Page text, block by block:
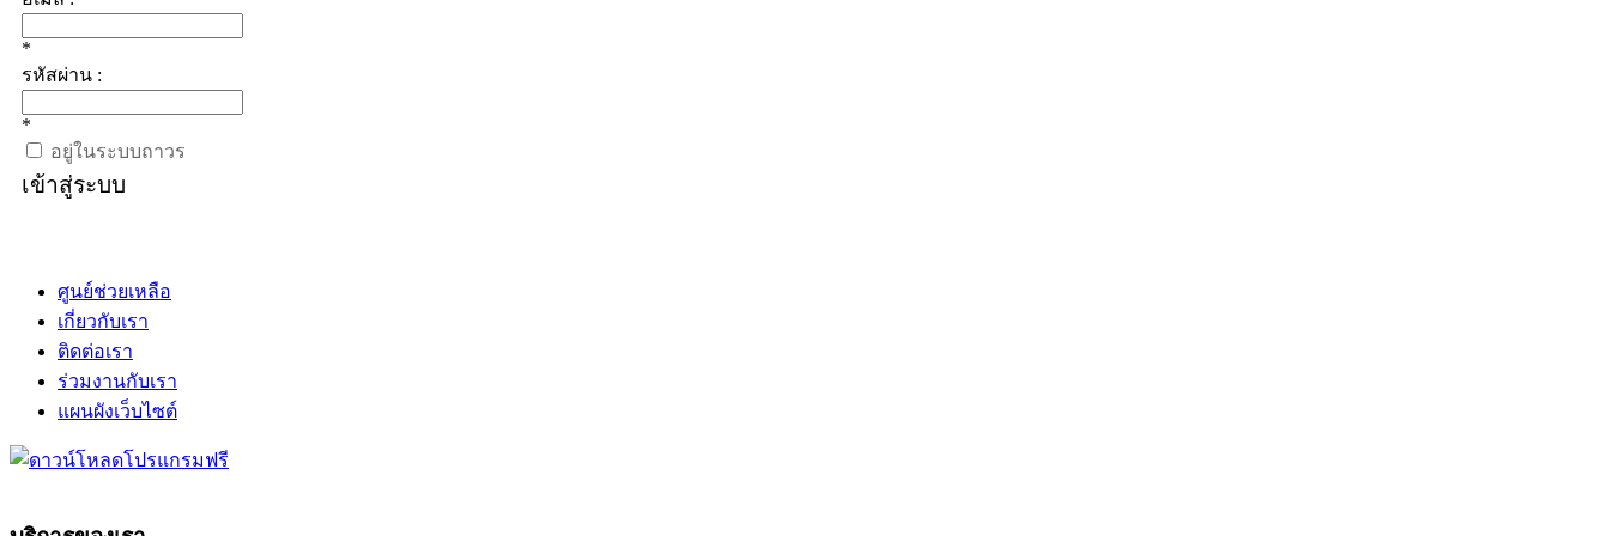
*
รหัสผ่าน :
*
อยู่ในระบบถาวร
เข้าสู่ระบบ
ศูนย์ช่วยเหลือ
เกี่ยวกับเรา
ติดต่อเรา
ร่วมงานกับเรา
แผนผังเว็บไซต์